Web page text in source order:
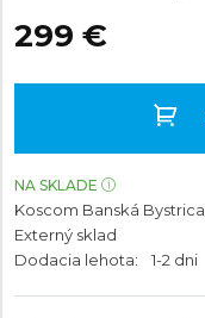
299 €
NA SKLADE
Koscom Banská Bystrica
Externý sklad
Dodacia lehota:
1-2 dni